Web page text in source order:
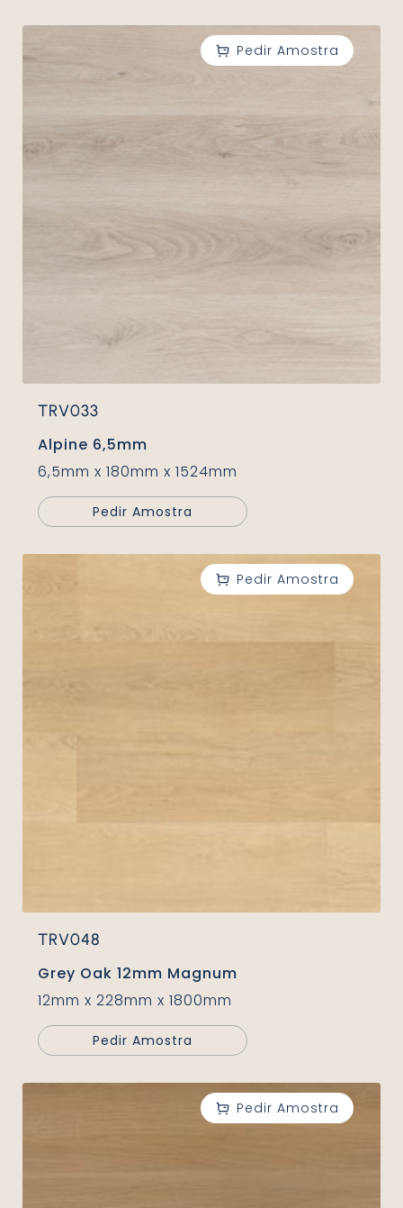
TRV033
Alpine 6,5mm
6,5mm x 180mm x 1524mm
Pedir Amostra
TRV048
Grey Oak 12mm Magnum
12mm x 228mm x 1800mm
Pedir Amostra